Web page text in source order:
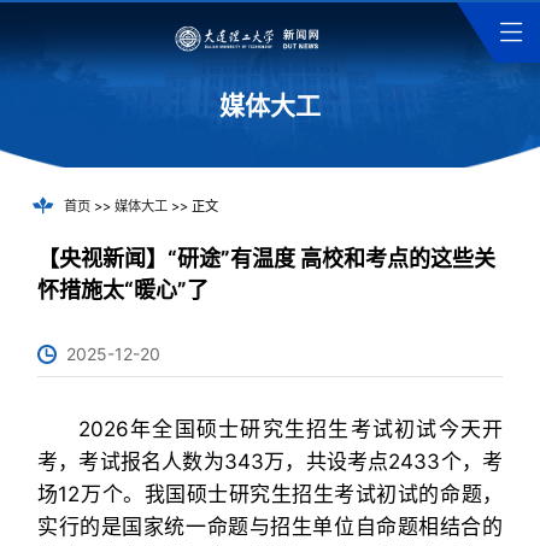
媒体大工
首页>> 媒体大工>> 正文
【央视新闻】“研途”有温度 高校和考点的这些关
怀措施太“暖心”了
2025-12-20
2026年全国硕士研究生招生考试初试今天开
考，考试报名人数为343万，共设考点2433个，考
场12万个。我国硕士研究生招生考试初试的命题，
实行的是国家统一命题与招生单位自命题相结合的